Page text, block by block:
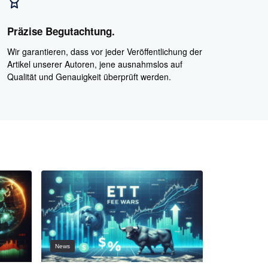
Präzise Begutachtung.
Wir garantieren, dass vor jeder Veröffentlichung der
Artikel unserer Autoren, jene ausnahmslos auf
Qualität und Genauigkeit überprüft werden.
News